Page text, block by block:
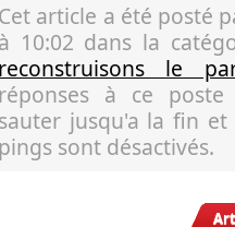
Cet article a été posté
à 10:02 dans la
reconstruisons le
réponses à ce
sauter jusqu'a la fin et
pings sont désactivés.